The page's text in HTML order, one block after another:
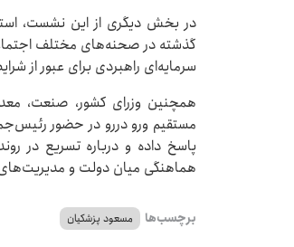
گذشته در صحنه‌های مختلف
سرمایه‌ای راهبردی برای عبور از
همچنین وزرای کشور، صنعت،
مستقیم ورو دررو در حضور
پاسخ داده و درباره تسریع در
هماهنگی میان دولت و
برچسب‌ها مسعود پزشکیان